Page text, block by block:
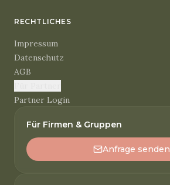
RECHTLICHES
Impressum
Datenschutz
AGB
Partner Login
Für Firmen & Gruppen
Anfrage senden